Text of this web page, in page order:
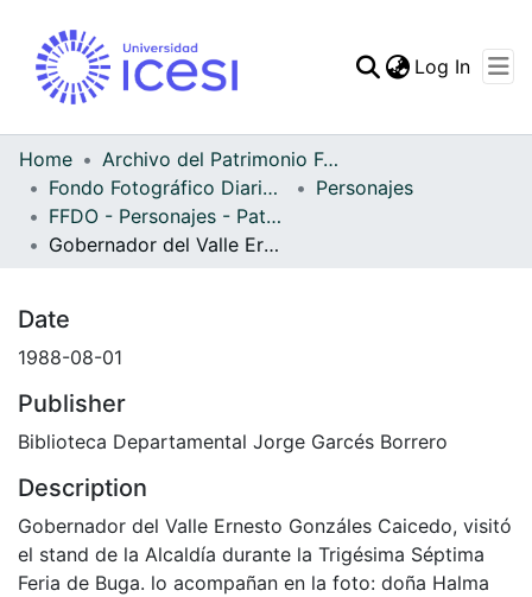
Statistics
Log In
Home
Archivo del Patrimonio Fotográfico y Fílmico del Valle del Cauca
Fondo Fotográfico Diario Occidente
Personajes
FFDO - Personajes - Patrimonial
Gobernador del Valle Ernesto Gonzáles Caicedo en la Trigésima septima feria de Buga
Date
1988-08-01
Publisher
Biblioteca Departamental Jorge Garcés Borrero
Description
Gobernador del Valle Ernesto Gonzáles Caicedo, visitó
el stand de la Alcaldía durante la Trigésima Séptima
Feria de Buga. lo acompañan en la foto: doña Halma